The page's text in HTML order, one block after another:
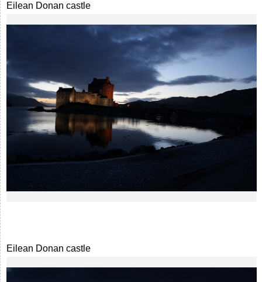
Eilean Donan castle
Eilean Donan castle